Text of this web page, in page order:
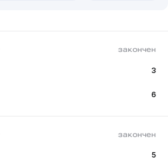
закончен
3
6
закончен
5